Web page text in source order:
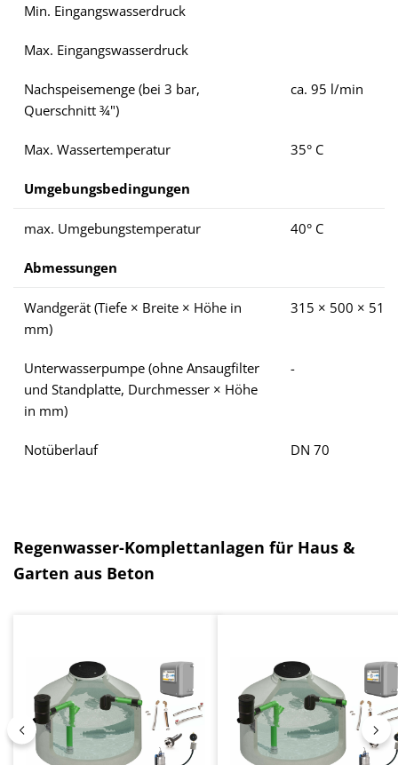
Min. Eingangswasserdruck
Max. Eingangswasserdruck
Nachspeisemenge (bei 3 bar,
Querschnitt ¾")
ca. 95 l/min
Max. Wassertemperatur 35° C
Umgebungsbedingungen
max. Umgebungstemperatur 40° C
Abmessungen
Wandgerät (Tiefe × Breite × Höhe in
mm)
315 × 500 ×
Unterwasserpumpe (ohne Ansaugfilter
und Standplatte, Durchmesser × Höhe
in mm)
-
Notüberlauf DN 70
Hoppa över produktgalleri
Regenwasser-Komplettanlagen für Haus &
Garten aus Beton